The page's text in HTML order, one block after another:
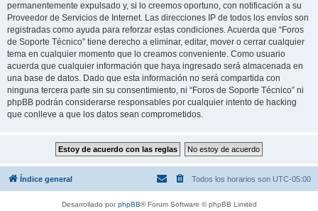
permanentemente expulsado y, si lo creemos oportuno, con notificación a su
Proveedor de Servicios de Internet. Las direcciones IP de todos los envíos son
registradas como ayuda para reforzar estas condiciones. Acuerda que “Foros
de Soporte Técnico” tiene derecho a eliminar, editar, mover o cerrar cualquier
tema en cualquier momento que lo creamos conveniente. Como usuario
acuerda que cualquier información que haya ingresado será almacenada en
una base de datos. Dado que esta información no será compartida con
ninguna tercera parte sin su consentimiento, ni “Foros de Soporte Técnico” ni
phpBB podrán considerarse responsables por cualquier intento de hacking
que conlleve a que los datos sean comprometidos.
Índice general Todos los horarios son UTC-05:00
Desarrollado porphpBB® Forum Software © phpBB Limited